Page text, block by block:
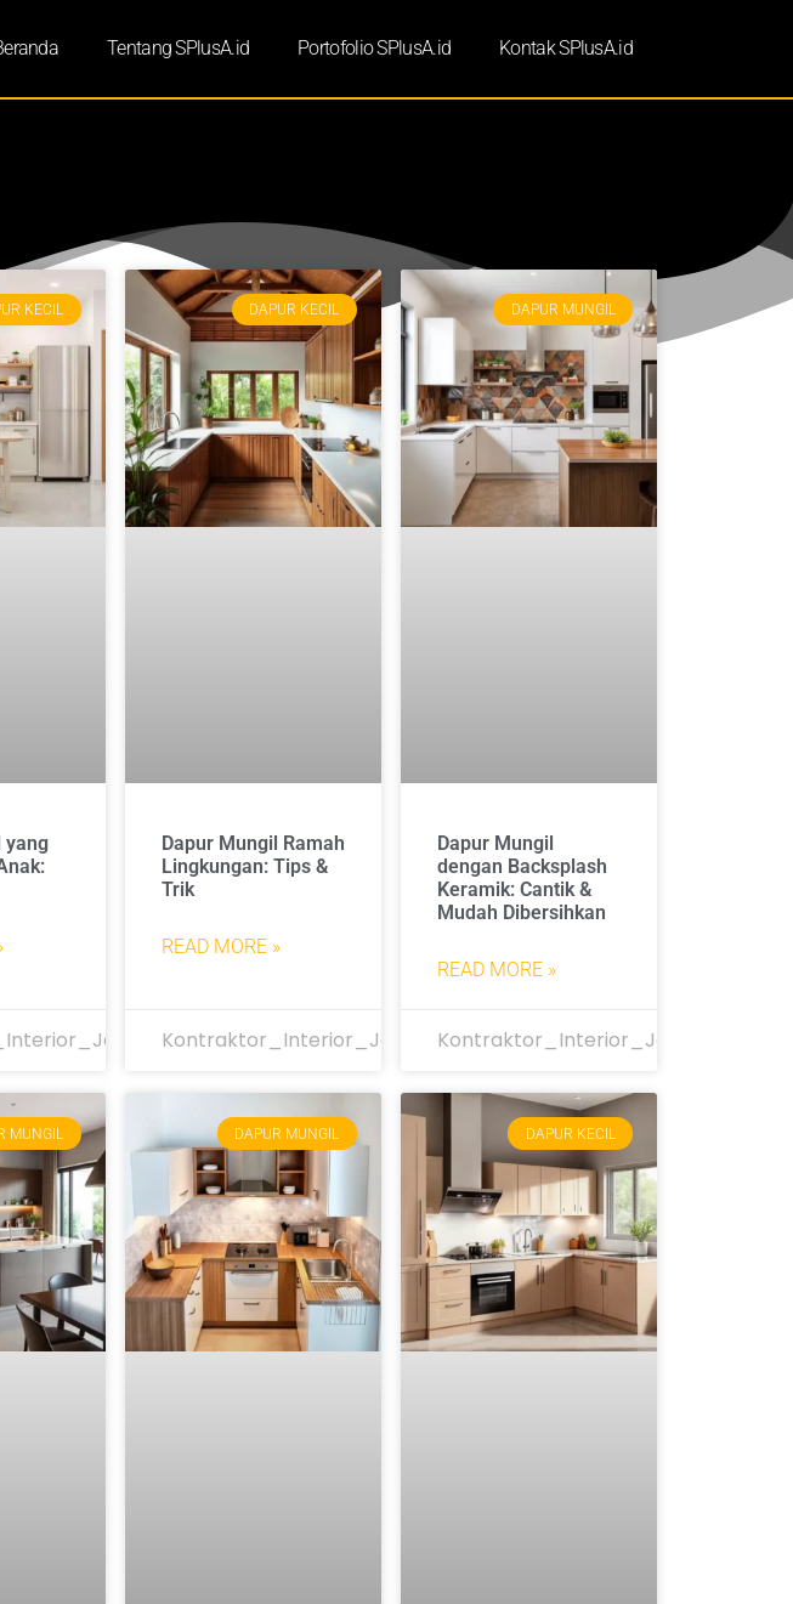
Tentang SPlusA.id Portofolio SPlusA.id Kontak SPlusA.id
KECIL
yang
DAPUR KECIL
Dapur Mungil Ramah
Lingkungan: Tips &
Trik
READ MORE »
Kontraktor_Interior_Jakarta
DAPUR MUNGIL
Dapur Mungil
dengan Backsplash
Keramik: Cantik &
Mudah Dibersihkan
READ MORE »
Kontraktor_Interior_Jakarta
MUNGIL DAPUR MUNGIL DAPUR KECIL